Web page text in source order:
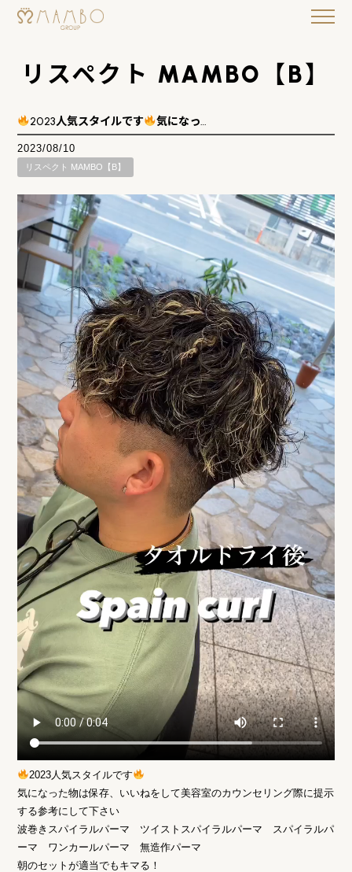
リスペクト MAMBO【B】
2023人気スタイルです 気になっ…
2023/08/10
リスペクト MAMBO【B】
2023人気スタイルです
気になった物は保存、いいねをして美容室のカウンセリング際に提示
する参考にして下さい
波巻きスパイラルパーマ ツイストスパイラルパーマ スパイラルパ
ーマ ワンカールパーマ 無造作パーマ
朝のセットが適当でもキマる！